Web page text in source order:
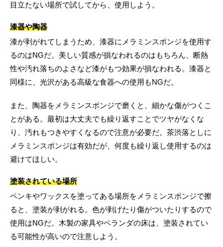
目立たない場所で試してから、使用しよう。
漆器や陶器
漆が剥がれてしまうため、漆器にメラミンスポンジを使用す
るのはNGだ。美しい質感が損なわれるのはもちろん、断熱
性や汚れ落ちのよさなど漆がもつ効果が損なわれる。漆器と
同様に、光沢がある高級な食器への使用もNGだ。
また、陶器をメラミンスポンジで磨くと、細かな傷がつくこ
とがある。最初は大丈夫でも繰り返すことでツヤがなくな
り、汚れもつきやすくなるので注意が必要だ。茶渋落としに
メラミンスポンジは有効だが、何度も繰り返し使用するのは
避けてほしい。
塗装されている場所
ペンキやワックスを塗ってある場所をメラミンスポンジで擦
ると、塗装が剥がれる。色が剥げたり傷がついたりするので
使用はNGだ。木製の家具やベランダの床は、塗装されてい
る可能性が高いので注意しよう。